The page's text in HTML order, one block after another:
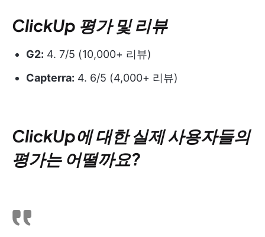
ClickUp 평가 및 리뷰
G2: 4. 7/5 (10,000+ 리뷰)
Capterra: 4. 6/5 (4,000+ 리뷰)
ClickUp에 대한 실제 사용자들의
평가는 어떨까요?